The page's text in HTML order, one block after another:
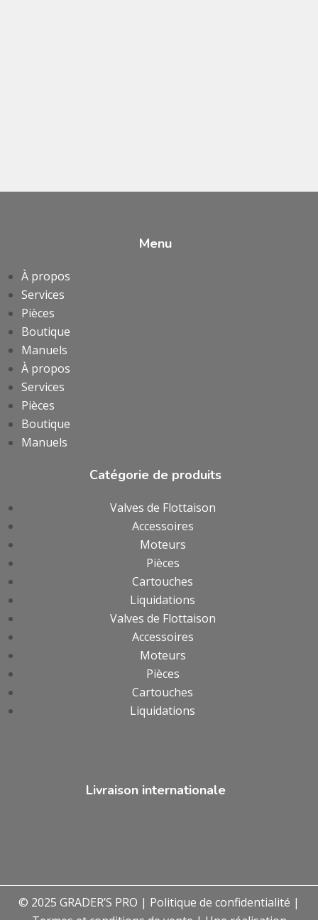
Menu
À propos
Services
Pièces
Boutique
Manuels
À propos
Services
Pièces
Boutique
Manuels
Catégorie de produits
Valves de Flottaison
Accessoires
Moteurs
Pièces
Cartouches
Liquidations
Valves de Flottaison
Accessoires
Moteurs
Pièces
Cartouches
Liquidations
Livraison internationale
© 2025 GRADER’S PRO | Politique de confidentialité |